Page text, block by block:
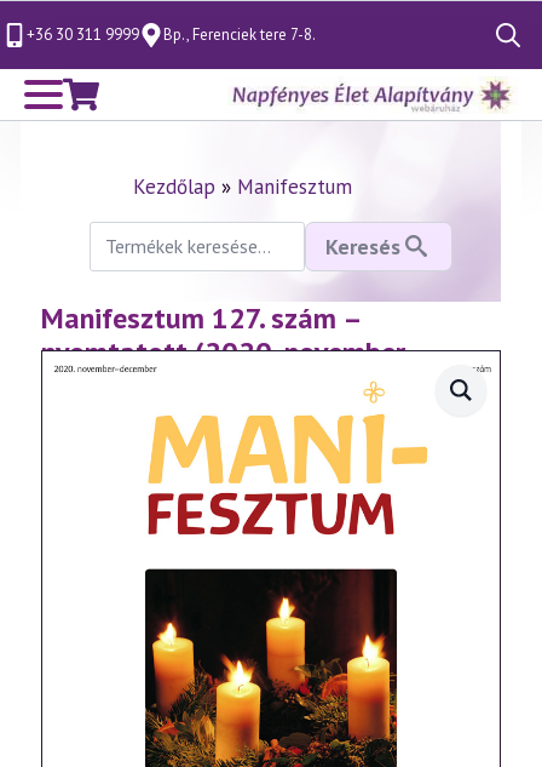
+36 30 311 9999 Bp., Ferenciek tere 7-8.
Search
for:
Kezdőlap » Manifesztum
Keresés
következőre:
Keresés
Manifesztum 127. szám –
nyomtatott (2020. november-